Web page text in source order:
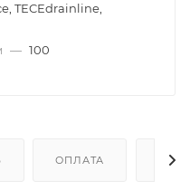
TECEdrainline,
— 100
ОПЛАТА